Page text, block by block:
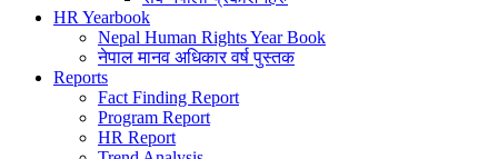
HR Yearbook
Nepal Human Rights Year Book
नेपाल मानव अधिकार वर्ष पुस्तक
Reports
Fact Finding Report
Program Report
HR Report